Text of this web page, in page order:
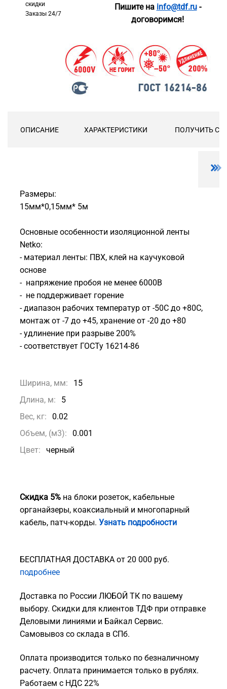
скидки
Заказы 24/7
Пишите на info@tdf.ru-
договоримся!
ОПИСАНИЕ ХАРАКТЕРИСТИКИ ПОЛУЧИТЬ
Размеры:
15мм*0,15мм* 5м
Основные особенности изоляционной ленты
Netko:
- материал ленты: ПВХ, клей на каучуковой
основе
- напряжение пробоя не менее 6000В
- не поддерживает горение
- диапазон рабочих температур от -50С до +80С,
монтаж от -7 до +45, хранение от -20 до +80
- удлинение при разрыве 200%
- соответствует ГОСТу 16214-86
Ширина, мм:
15
Длина, м:
5
Вес, кг:
0.02
Объем, (м3):
0.001
Цвет:
черный
Скидка 5% на блоки розеток, кабельные
органайзеры, коаксиальный и многопарный
кабель, патч-корды. Узнать подробности
БЕСПЛАТНАЯ ДОСТАВКА от 20 000 руб.
подробнее
Доставка по России ЛЮБОЙ ТК по вашему
выбору. Скидки для клиентов ТДФ при отправке
Деловыми линиями и Байкал Сервис.
Самовывоз со склада в СПб.
Оплата производится только по безналичному
расчету. Оплата принимается только в рублях.
Работаем с НДС 22%